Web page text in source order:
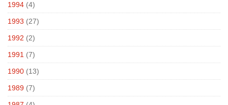
1994 (4)
1993 (27)
1992 (2)
1991 (7)
1990 (13)
1989 (7)